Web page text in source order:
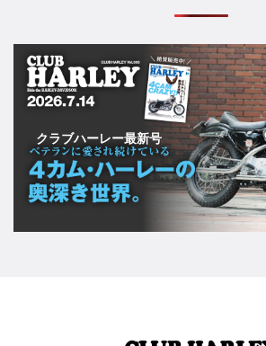
クラブハーレー最新号